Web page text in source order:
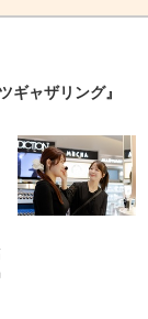
ギャザリング』